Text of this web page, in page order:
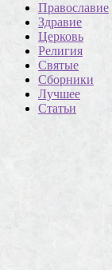
Православие
Здравие
Церковь
Религия
Святые
Сборники
Лучшее
Статьи